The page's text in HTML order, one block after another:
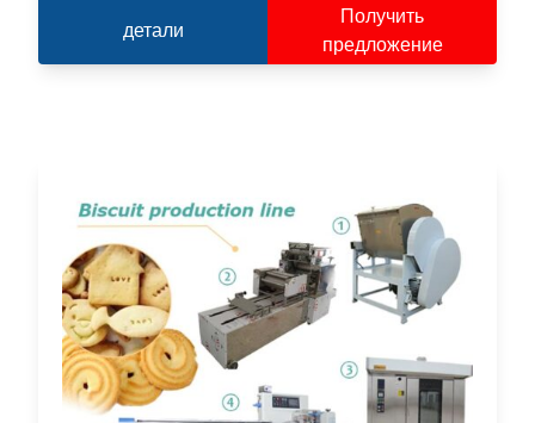
детали
Получить
предложение